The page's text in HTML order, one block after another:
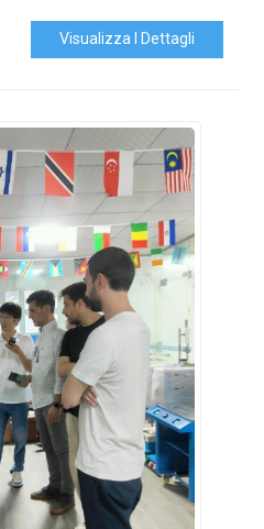
Visualizza I Dettagli